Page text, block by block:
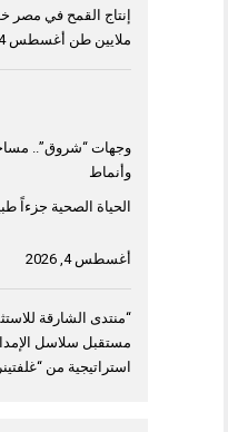
ملايين طن أغسطس 4, 2026
وجهات “شروق”..
وأنماط
الحياة الصحية جزءاً
أغسطس 4, 2026
مستقبل سلاسل
استراتيجية من